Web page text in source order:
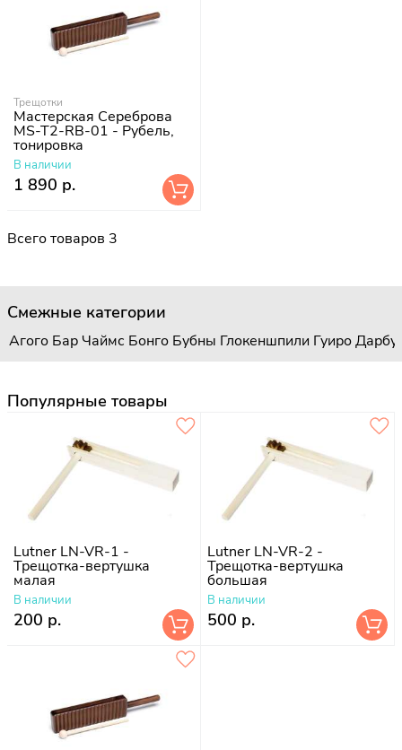
Трещотки
Мастерская Сереброва
MS-T2-RB-01 - Рубель,
тонировка
В наличии
1 890 р.
Всего товаров 3
Смежные категории
Агого Бар Чаймс Бонго Бубны Глокеншпили Гуиро
Популярные товары
Lutner LN-VR-1 -
Трещотка-вертушка
малая
В наличии
200 р.
Lutner LN-VR-2 -
Трещотка-вертушка
большая
В наличии
500 р.